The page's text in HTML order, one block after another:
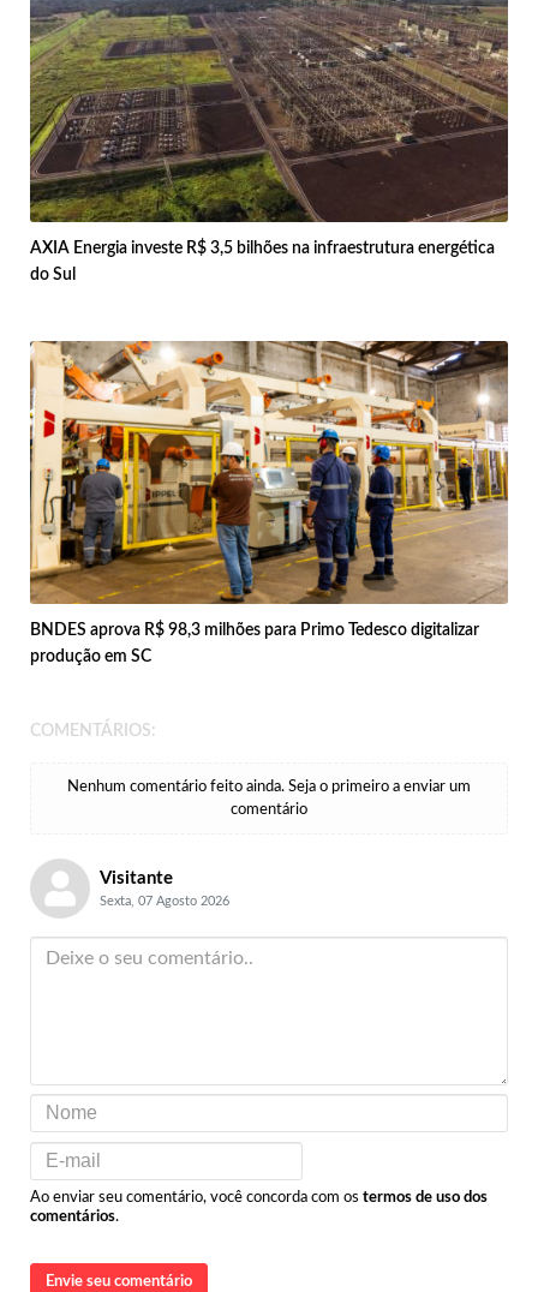
AXIA Energia investe R$ 3,5 bilhões na infraestrutura energética
do Sul
BNDES aprova R$ 98,3 milhões para Primo Tedesco digitalizar
produção em SC
COMENTÁRIOS:
Nenhum comentário feito ainda. Seja o primeiro a enviar um
comentário
Visitante
Sexta, 07 Agosto 2026
Ao enviar seu comentário, você concorda com os termos de uso dos
comentários.
Envie seu comentário